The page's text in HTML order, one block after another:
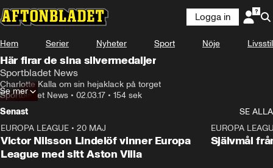
Logga in
Hem Serier Nyheter Sport Nöje Livsstil
Här firar de sina silvermedaljer
Sportbladet News
Charlotte Kalla om sin hejaklack på torget
Sportbladet News • 02.03.17 • 154 sek
Se mer
Senast
SE ALLA
EUROPA LEAGUE • 20 MAJ
Victor Nilsson Lindelöf vinner Europa
League med sitt Aston Villa
EUROPA
Självmål